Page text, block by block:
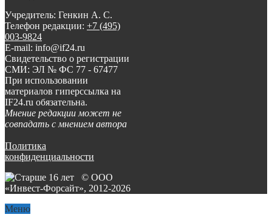
Учредитель: Генкин А. С.
Телефон редакции: +7 (495)
003-9824
E-mail: info@if24.ru
Свидетельство о регистрации
СМИ: ЭЛ № ФС 77 - 67477
При использовании
материалов гиперссылка на
IF24.ru обязательна.
Мнение редакции может не
совпадать с мнением автора
Политика
конфиденциальности
© ООО
«Инвест-Форсайт», 2012-2026
Меню